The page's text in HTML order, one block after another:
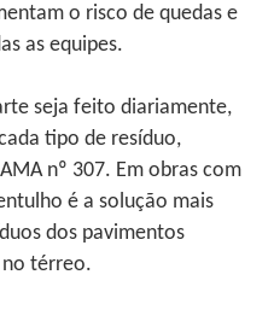
o risco de quedas e
as equipes.
seja feito diariamente,
tipo de resíduo,
nº 307. Em obras com
é a solução mais
dos pavimentos
no térreo.